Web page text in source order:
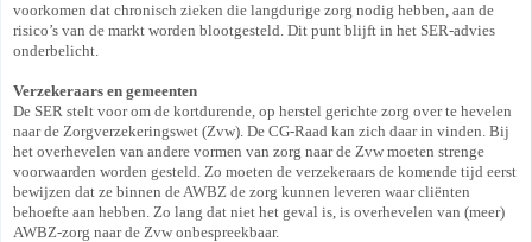
voorkomen dat chronisch zieken die langdurige zorg nodig hebben, aan de
risico’s van de markt worden blootgesteld. Dit punt blijft in het SER-advies
onderbelicht.
Verzekeraars en gemeenten
De SER stelt voor om de kortdurende, op herstel gerichte zorg over te hevelen
naar de Zorgverzekeringswet (Zvw). De CG-Raad kan zich daar in vinden. Bij
het overhevelen van andere vormen van zorg naar de Zvw moeten strenge
voorwaarden worden gesteld. Zo moeten de verzekeraars de komende tijd eerst
bewijzen dat ze binnen de AWBZ de zorg kunnen leveren waar cliënten
behoefte aan hebben. Zo lang dat niet het geval is, is overhevelen van (meer)
AWBZ-zorg naar de Zvw onbespreekbaar.